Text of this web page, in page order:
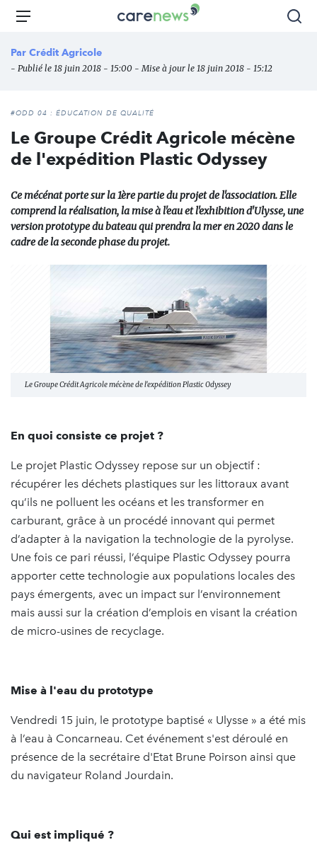
Aller
principal
Carenews,
des
l'engagement
Menu
Par Crédit Agricole
- Publié le 18 juin 2018 - 15:00 - Mise à jour le 18 juin 2018 - 15:12
#ODD 04 : ÉDUCATION DE QUALITÉ
Le Groupe Crédit Agricole mécène
de l'expédition Plastic Odyssey
Ce mécénat porte sur la 1ère partie du projet de l'association. Elle
comprend la réalisation, la mise à l'eau et l'exhibition d'Ulysse, une
version prototype du bateau qui prendra la mer en 2020 dans le
cadre de la seconde phase du projet.
Le Groupe Crédit Agricole mécène de l'expédition Plastic Odyssey
En quoi consiste ce projet ?
Le projet Plastic Odyssey repose sur un objectif :
récupérer les déchets plastiques sur les littoraux avant
qu’ils ne polluent les océans et les transformer en
carburant, grâce à un procédé innovant qui permet
d’adapter à la navigation la technologie de la pyrolyse.
Une fois ce pari réussi, l’équipe Plastic Odyssey pourra
apporter cette technologie aux populations locales des
pays émergents, avec un impact sur l’environnement
mais aussi sur la création d’emplois en visant la création
de micro-usines de recyclage.
Mise à l'eau du prototype
Vendredi 15 juin, le prototype baptisé « Ulysse » a été mis
à l’eau à Concarneau. Cet événement s'est déroulé en
présence de la secrétaire d'Etat Brune Poirson ainsi que
du navigateur Roland Jourdain.
Qui est impliqué ?